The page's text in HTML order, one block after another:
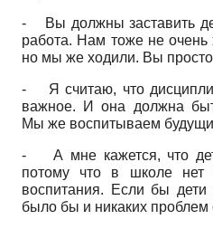
- Вы должны заставить
работа. Нам тоже не очень
но мы же ходили. Вы просто
- Я считаю, что
важное. И она должна
Мы же воспитываем
-А мне кажется, что
потому что в школе нет
воспитания. Если бы
было бы и никаких проблем